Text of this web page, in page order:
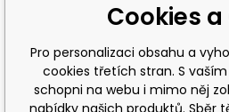
Cookies a
Pro personalizaci obsahu a
cookies třetích stran. S
schopni na webu i mimo něj
nabídky našich produktů. Sběr